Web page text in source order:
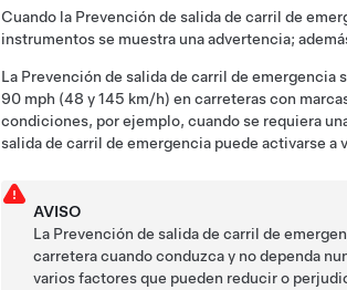
Cuando la Prevención de salida de carril de
instrumentosse muestra una advertencia;
La Prevención de salida de carril de emergencia
90 mph (48 y 145 km/h) en carreteras con
condiciones, por ejemplo, cuando se requiera
salida de carril de emergencia puede activarse a
AVISO
La Prevención de salida de carril de
carretera cuando conduzca y no dependa
varios factores que pueden reducir o